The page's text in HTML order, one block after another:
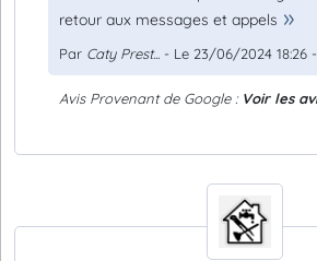
retour aux messages et appels
Par Caty Prest... - Le 23/06/2024 18:26 -
Avis Provenant de Google : Voir les